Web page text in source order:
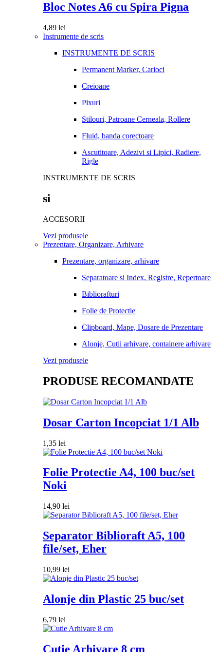
Bloc Notes A6 cu Spira Pigna
4,89 lei
Instrumente de scris
INSTRUMENTE DE SCRIS
Permanent Marker, Carioci
Creioane
Pixuri
Stilouri, Patroane Cerneala, Rollere
Fluid, banda corectoare
Ascutitoare, Adezivi si Lipici, Radiere,
Rigle
INSTRUMENTE DE SCRIS
si
ACCESORII
Vezi produsele
Prezentare, Organizare, Arhivare
Prezentare, organizare, arhivare
Separatoare si Index, Registre, Repertoare
Bibliorafturi
Folie de Protectie
Clipboard, Mape, Dosare de Prezentare
Alonje, Cutii arhivare, containere arhivare
Vezi produsele
PRODUSE RECOMANDATE
Dosar Carton Incopciat 1/1 Alb
1,35 lei
Folie Protectie A4, 100 buc/set
Noki
14,90 lei
Separator Biblioraft A5, 100
file/set, Eher
10,99 lei
Alonje din Plastic 25 buc/set
6,79 lei
Cutie Arhivare 8 cm